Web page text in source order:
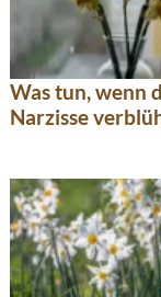
Was tun, wenn
Narzisse